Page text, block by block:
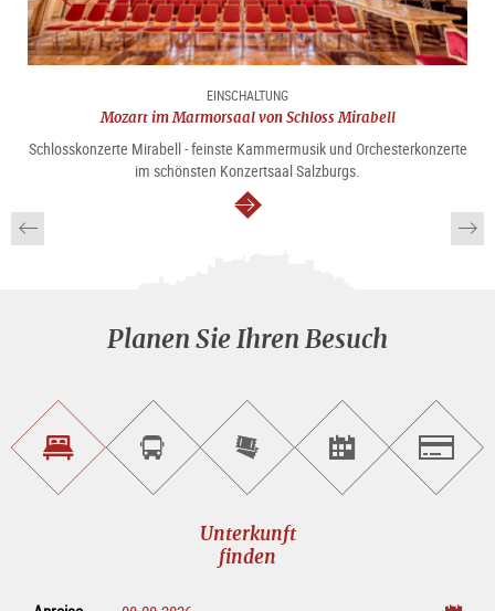
EINSCHALTUNG
Mozart im Marmorsaal von Schloss Mirabell
Schlosskonzerte Mirabell - feinste Kammermusik und Orchesterkonzerte
im schönsten Konzertsaal Salzburgs.
weiter
Planen Sie Ihren Besuch
Unterkunft<br>findenSightseeing<br>Tour
buchen
Tickets
online<br>kaufen
Events<br>finden
Unterkunft
finden